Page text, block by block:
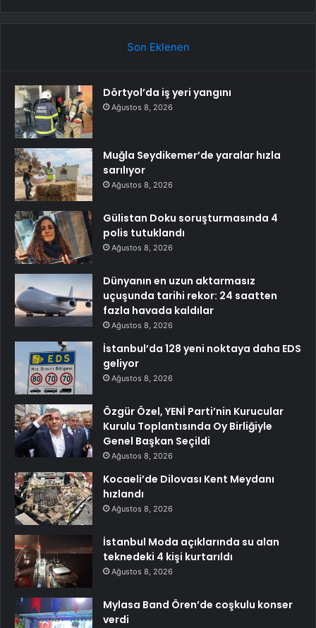
Son Eklenen
Dörtyol’da iş yeri yangını
Ağustos 8, 2026
Muğla Seydikemer’de yaralar hızla
sarılıyor
Ağustos 8, 2026
Gülistan Doku soruşturmasında 4
polis tutuklandı
Ağustos 8, 2026
Dünyanın en uzun aktarmasız
uçuşunda tarihi rekor: 24 saatten
fazla havada kaldılar
Ağustos 8, 2026
İstanbul’da 128 yeni noktaya daha EDS
geliyor
Ağustos 8, 2026
Özgür Özel, YENİ Parti’nin Kurucular
Kurulu Toplantısında Oy Birliğiyle
Genel Başkan Seçildi
Ağustos 8, 2026
Kocaeli’de Dilovası Kent Meydanı
hızlandı
Ağustos 8, 2026
İstanbul Moda açıklarında su alan
teknedeki 4 kişi kurtarıldı
Ağustos 8, 2026
Mylasa Band Ören’de coşkulu konser
verdi